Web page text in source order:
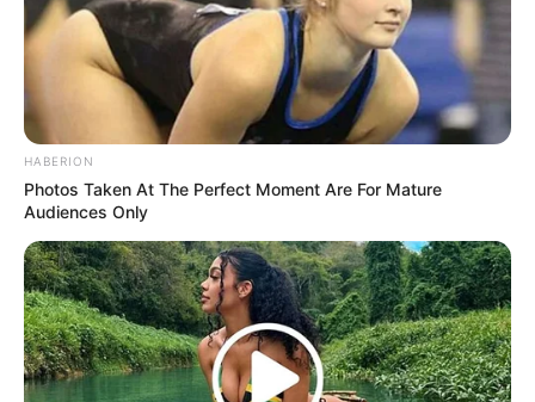
So gelingt dir
spaghettikürbis
rezept garantiert –
HABERION
Photos Taken At The Perfect Moment Are For Mature
Audiences Only